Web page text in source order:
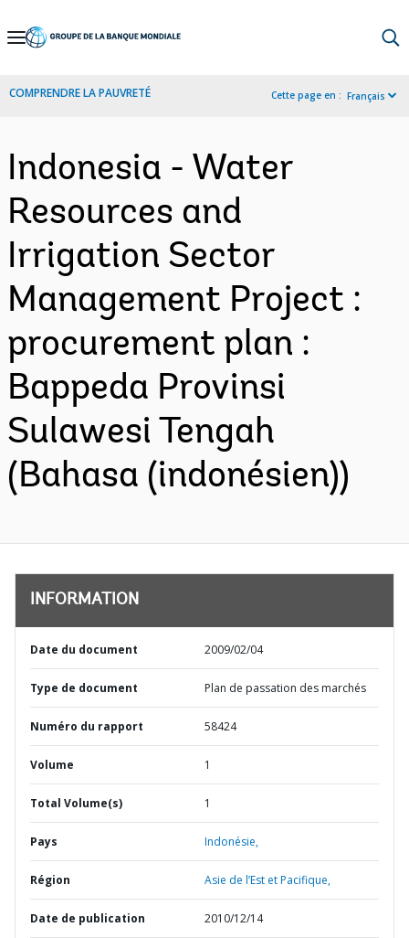
Skip
Navigation
COMPRENDRE LA PAUVRETÉ Cette page en : Français
Indonesia - Water
Resources and
Irrigation Sector
Management Project :
procurement plan :
Bappeda Provinsi
Sulawesi Tengah
(Bahasa (indonésien))
INFORMATION
Date du document 2009/02/04
Type de document Plan de passation des marchés
Numéro du rapport 58424
Volume 1
Total Volume(s) 1
Pays Indonésie,
Région Asie de l’Est et Pacifique,
Date de publication 2010/12/14